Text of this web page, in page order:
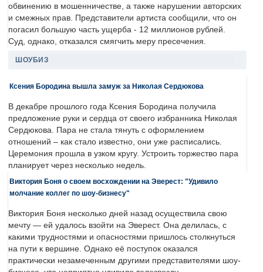
обвинению в мошенничестве, а также нарушении авторских
и смежных прав. Представители артиста сообщили, что он
погасил большую часть ущерба - 12 миллионов рублей.
Суд, однако, отказался смягчить меру пресечения.
ШОУБИЗ
Ксения Бородина вышла замуж за Николая Сердюкова
В декабре прошлого года Ксения Бородина получила
предложение руки и сердца от своего избранника Николая
Сердюкова. Пара не стала тянуть с оформлением
отношений – как стало известно, они уже расписались.
Церемония прошла в узком кругу. Устроить торжество пара
планирует через несколько недель.
Виктория Боня о своем восхождении на Эверест: "Удивило
молчание коллег по шоу-бизнесу"
Виктория Боня несколько дней назад осуществила свою
мечту — ей удалось взойти на Эверест. Она делилась, с
какими трудностями и опасностями пришлось столкнуться
на пути к вершине. Однако её поступок оказался
практически незамеченным другими представителями шоу-